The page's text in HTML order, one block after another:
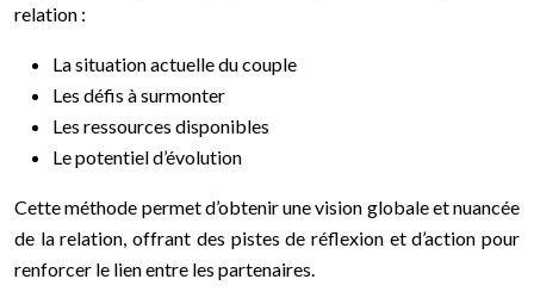
relation :
La situation actuelle du couple
Les défis à surmonter
Les ressources disponibles
Le potentiel d’évolution
Cette méthode permet d’obtenir une vision globale et nuancée
de la relation, offrant des pistes de réflexion et d’action pour
renforcer le lien entre les partenaires.